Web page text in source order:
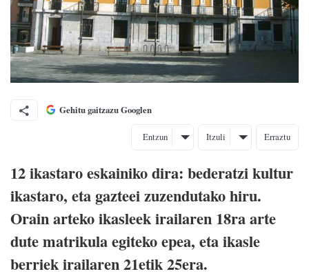
Gehitu gaitzazu Googlen
Entzun Itzuli Erraztu
12 ikastaro eskainiko dira: bederatzi kultur
ikastaro, eta gazteei zuzendutako hiru.
Orain arteko ikasleek irailaren 18ra arte
dute matrikula egiteko epea, eta ikasle
berriek irailaren 21etik 25era.